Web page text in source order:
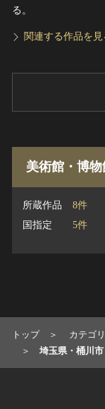
る。
関連する作品を見
美術館・博物
所蔵作品
8件
国指定
5件
トップ カテゴ
埼玉県・桶川市